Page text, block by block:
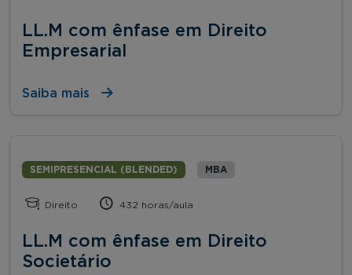
LL.M com ênfase em Direito
Empresarial
Saiba mais
SEMIPRESENCIAL (BLENDED) MBA
Direito 432 horas/aula
LL.M com ênfase em Direito
Societário